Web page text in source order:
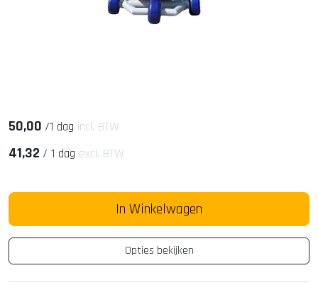
50,00 /1 dag incl. BTW
41,32 / 1 dag excl. BTW
In Winkelwagen
Opties bekijken